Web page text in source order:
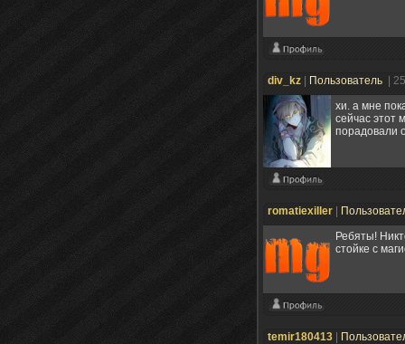
div_kz Пользователь
|
хи. а мне
сейчас этот
порадовали
romatiexiller
Ребяты!
стойке с
temir180413